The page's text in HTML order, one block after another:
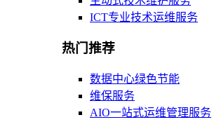
ICT专业技术运维服务
热门推荐
数据中心绿色节能
维保服务
AIO一站式运维管理服务